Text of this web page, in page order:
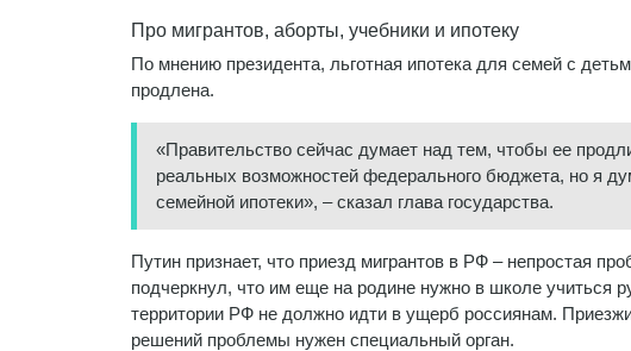
Про мигрантов, аборты, учебники и ипотеку
По мнению президента, льготная ипотека для семей с
продлена.
«Правительство сейчас думает над тем, чтобы ее
реальных возможностей федерального бюджета, но я
семейной ипотеки», – сказал глава государства.
Путин признает, что приезд мигрантов в РФ – непростая
подчеркнул, что им еще на родине нужно в школе учиться
территории РФ не должно идти в ущерб россиянам.
решений проблемы нужен специальный орган.